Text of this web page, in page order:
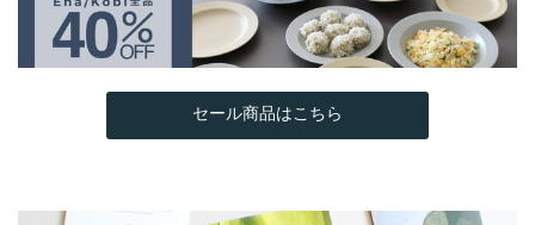
セール商品はこちら